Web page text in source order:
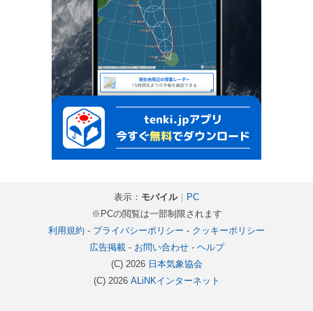
表示： モバイル｜ PC
※PCの閲覧は一部制限されます
利用規約 - プライバシーポリシー - クッキーポリシー
広告掲載- お問い合わせ- ヘルプ
(C) 2026 日本気象協会
(C) 2026 ALiNKインターネット